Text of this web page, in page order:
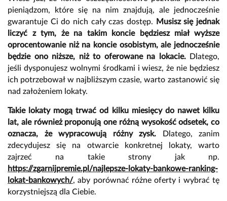
pieniądzom, które się na nim znajdują, ale jednocześnie
gwarantuje Ci do nich cały czas dostęp. Musisz się jednak
liczyć z tym, że na takim koncie będziesz miał wyższe
oprocentowanie niż na koncie osobistym, ale jednocześnie
będzie ono niższe, niż to oferowane na lokacie.
Dlatego,
jeśli dysponujesz wolnymi środkami i wiesz, że nie będziesz
ich potrzebował w najbliższym czasie, warto zastanowić się
nad założeniem lokaty.
Takie lokaty mogą trwać od kilku miesięcy do nawet kilku
lat, ale również proponują one różną wysokość odsetek, co
oznacza, że wypracowują różny zysk. Dlatego, zanim
zdecydujesz się na otwarcie konkretnej lokaty, warto
zajrzeć na takie strony jak np.
https://zgarnijpremie.pl/najlepsze-lokaty-bankowe-ranking-
lokat-bankowych/, aby porównać różne oferty i wybrać tę
korzystniejszą dla Ciebie.